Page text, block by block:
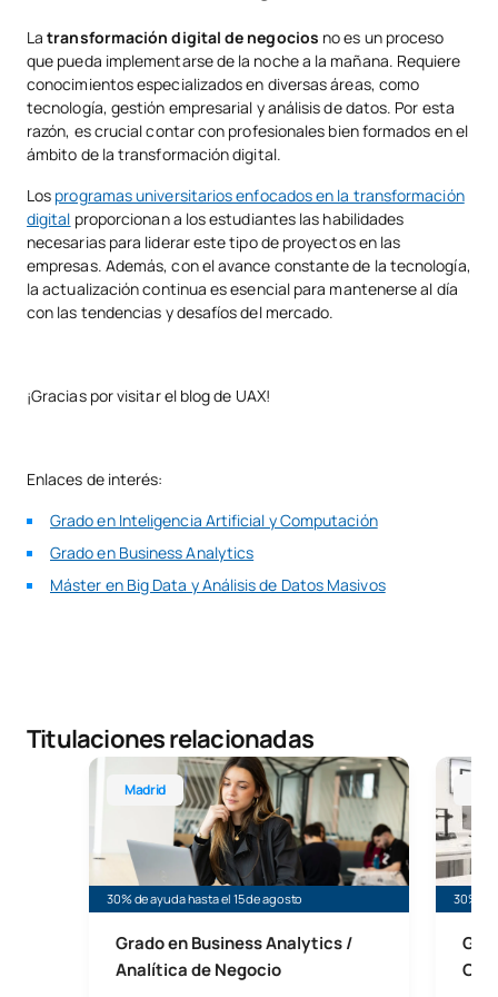
Latransformación digital de negocios no es un proceso
que pueda implementarse de la noche a la mañana. Requiere
conocimientos especializados en diversas áreas, como
tecnología, gestión empresarial y análisis de datos. Por esta
razón, es crucial contar con profesionales bien formados en el
ámbito de la transformación digital.
Los programas universitarios enfocados en la transformación
digital proporcionan a los estudiantes las habilidades
necesarias para liderar este tipo de proyectos en las
empresas. Además, con el avance constante de la tecnología,
la actualización continua es esencial para mantenerse al día
con las tendencias y desafíos del mercado.
¡Gracias por visitar el blog de UAX!
Enlaces de interés:
Grado en Inteligencia Artificial y Computación
Grado en Business Analytics
Máster en Big Data y Análisis de Datos Masivos
Titulaciones relacionadas
Madrid
30% de ayuda hasta el 15 de agosto
Grado en Business Analytics /
Analítica de Negocio
Grado en Business Analytics
30% de
Grado